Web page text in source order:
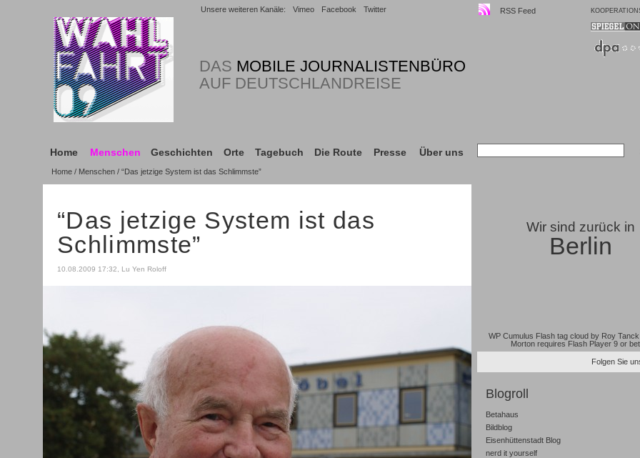
Unsere weiteren Kanäle: Vimeo Facebook Twitter RSS Feed
DAS MOBILE JOURNALISTENBÜRO
AUF DEUTSCHLANDREISE
Home Menschen Geschichten Orte Tagebuch Die Route Presse Über uns
Home / Menschen / “Das jetzige System ist das Schlimmste”
“Das jetzige System ist das
Schlimmste”
10.08.2009 17:32, Lu Yen Roloff
Wir sind zurück in
Berlin
WP Cumulus Flash tag cloud by Roy Tanck
Morton requires Flash Player 9 or
Folgen Sie
Blogroll
Betahaus
Bildblog
Eisenhüttenstadt Blog
nerd it yourself